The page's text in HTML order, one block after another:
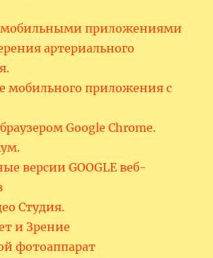
мобильными приложениями
артериального
мобильного приложения с
Google Chrome.
версии GOOGLE веб-
Студия.
и Зрение
фотоаппарат